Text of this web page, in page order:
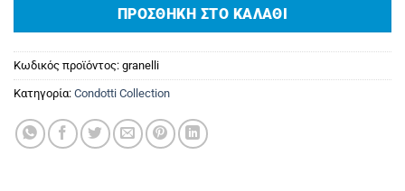
ΠΡΟΣΘΉΚΗ ΣΤΟ ΚΑΛΆΘΙ
Κωδικός προϊόντος: granelli
Κατηγορία: Condotti Collection